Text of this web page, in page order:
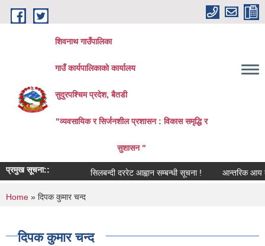
Skip to main content
शिवनाथ गाउँपालिका
गाउँ कार्यपालिकाकाे कार्यालय
सुदुरपश्चिम प्रदेश, बैतडी
"व्यवसायिक र सिर्जनशील प्रशासन : विकास समृद्धि र
सुशासन "
प्रमुख सूचना:: सिलबन्दी दररेट आह्वान सम्बन्धी सूचना ! आन्तरिक आय
You are here
Home » दिपक कुमार चन्द
दिपक कुमार चन्द